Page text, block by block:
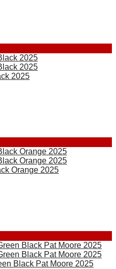
2025
Orange 2025
Black Pat Moore 2025